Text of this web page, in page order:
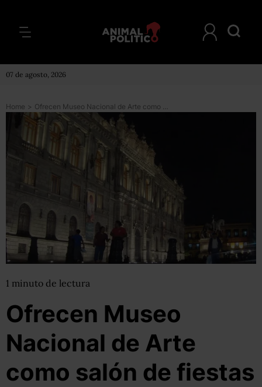
07 de agosto, 2026
Home > Ofrecen Museo Nacional de Arte como salón de fiestas
1 minuto de lectura
Ofrecen Museo
Nacional de Arte
como salón de fiestas